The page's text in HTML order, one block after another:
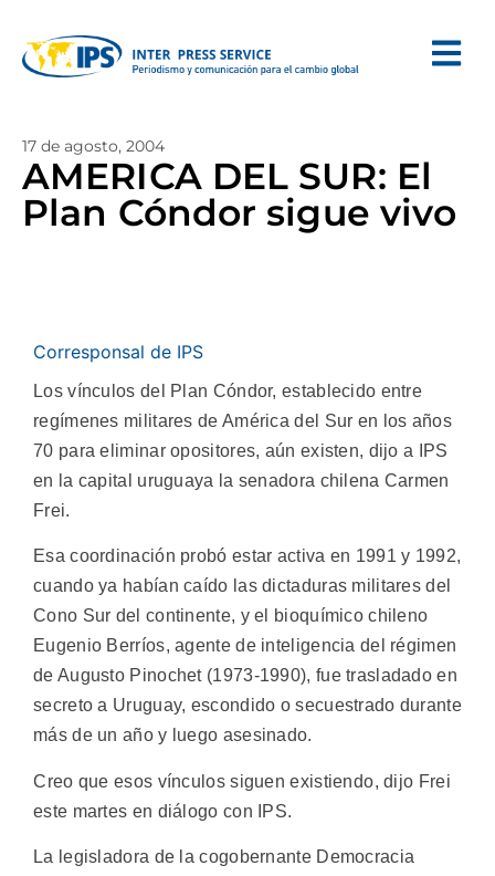
17 de agosto, 2004
AMERICA DEL SUR: El
Plan Cóndor sigue vivo
Corresponsal de IPS
Los vínculos del Plan Cóndor, establecido entre
regímenes militares de América del Sur en los años
70 para eliminar opositores, aún existen, dijo a IPS
en la capital uruguaya la senadora chilena Carmen
Frei.
Esa coordinación probó estar activa en 1991 y 1992,
cuando ya habían caído las dictaduras militares del
Cono Sur del continente, y el bioquímico chileno
Eugenio Berríos, agente de inteligencia del régimen
de Augusto Pinochet (1973-1990), fue trasladado en
secreto a Uruguay, escondido o secuestrado durante
más de un año y luego asesinado.
Creo que esos vínculos siguen existiendo, dijo Frei
este martes en diálogo con IPS.
La legisladora de la cogobernante Democracia